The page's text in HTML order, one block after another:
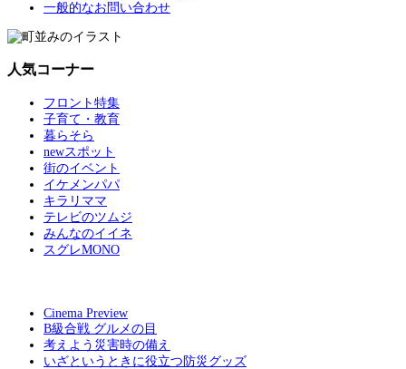
一般的なお問い合わせ
人気コーナー
フロント特集
子育て・教育
暮らそら
newスポット
街のイベント
イケメンパパ
キラリママ
テレビのツムジ
みんなのイイネ
スグレMONO
Cinema Preview
B級合戦 グルメの目
考えよう災害時の備え
いざというときに役立つ防災グッズ